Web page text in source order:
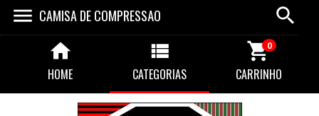
CAMISA DE COMPRESSÃO
HOME CATEGORIAS CARRINHO
0